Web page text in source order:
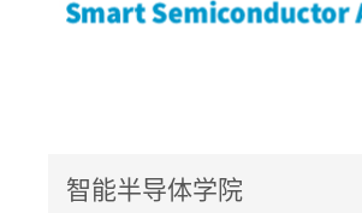
智能半导体学院